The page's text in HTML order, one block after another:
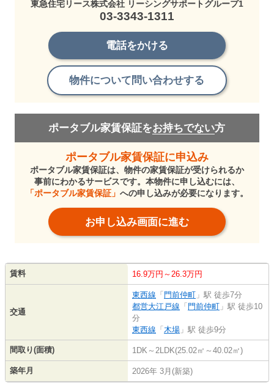
東急住宅リース株式会社 リーシングサポートグループ1
03-3343-1311
電話をかける
物件について問い合わせする
ポータブル家賃保証をお持ちでない方
ポータブル家賃保証に申込み
ポータブル家賃保証は、物件の家賃保証が受けられるか
事前にわかるサービスです。本物件に申し込むには、
「ポータブル家賃保証」 への申し込みが必要になります。
お申し込み画面に進む
賃料 16.9万円～26.3万円
交通
東西線 「門前仲町 」駅 徒歩7分
都営大江戸線 「門前仲町 」駅 徒歩10
分
東西線 「木場 」駅 徒歩9分
間取り(面積) 1DK～2LDK(25.02㎡～40.02㎡)
築年月 2026年 3月(新築)